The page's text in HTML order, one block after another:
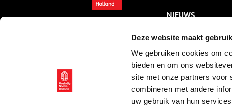
Deze website maakt
We gebruiken cookies om
bieden en om ons
site met onze partners voor
combineren met andere
uw gebruik van hun
NIEUWS
KALENDER
THEMA’S
ACTIVITEITEN
VIDEO’S